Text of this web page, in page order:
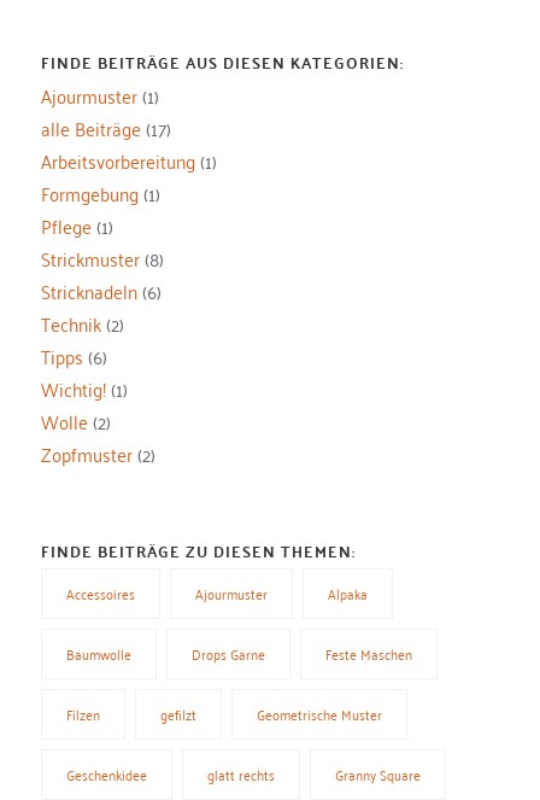
FINDE BEITRÄGE AUS DIESEN KATEGORIEN:
Ajourmuster(1)
alle Beiträge(17)
Arbeitsvorbereitung(1)
Formgebung(1)
Pflege(1)
Strickmuster(8)
Stricknadeln(6)
Technik(2)
Tipps(6)
Wichtig!(1)
Wolle(2)
Zopfmuster(2)
FINDE BEITRÄGE ZU DIESEN THEMEN:
Accessoires Ajourmuster Alpaka
Baumwolle Drops Garne Feste Maschen
Filzen gefilzt Geometrische Muster
Geschenkidee glatt rechts Granny Square